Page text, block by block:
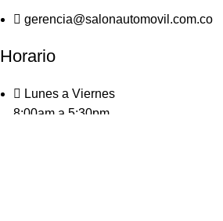
gerencia@salonautomovil.com.co
Horario
Lunes a Viernes
8:00am a 5:30pm